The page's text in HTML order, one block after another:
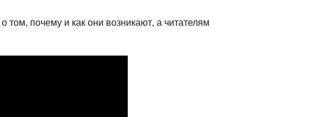
почему и как они возникают, а читателям